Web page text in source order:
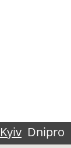
Kyiv Dnipro